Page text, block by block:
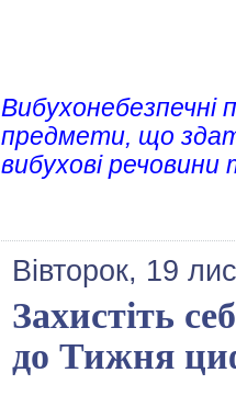
Вибухонебезпечні
предмети, що
вибухові
Вівторок, 19
Захистіть
до Тижня